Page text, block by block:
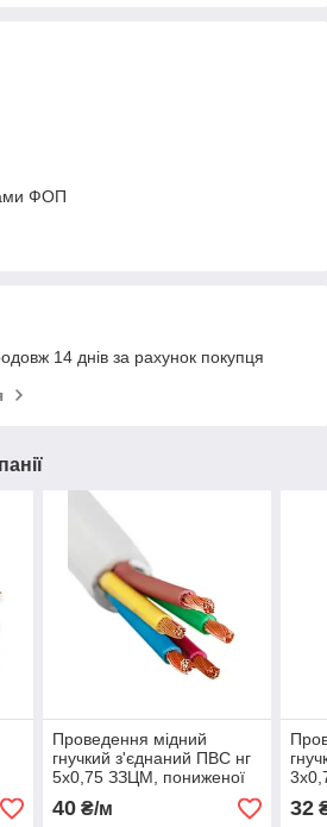
ФОП
14 днів за рахунок покупця
Проведення мідний
гнучкий з'єднаний ПВС нг
5х0,75 ЗЗЦМ, пониженої
палива
40₴/м 32